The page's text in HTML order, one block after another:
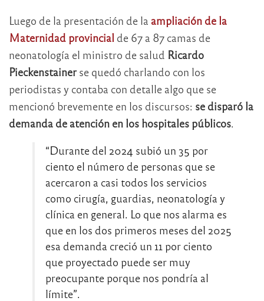
Luego de la presentación de la ampliación de la
Maternidad provincial de 67 a 87 camas de
neonatología el ministro de salud Ricardo
Pieckenstainer se quedó charlando con los
periodistas y contaba con detalle algo que se
mencionó brevemente en los discursos: se disparó la
demanda de atención en los hospitales públicos.
“Durante del 2024 subió un 35 por
ciento el número de personas que se
acercaron a casi todos los servicios
como cirugía, guardias, neonatología y
clínica en general. Lo que nos alarma es
que en los dos primeros meses del 2025
esa demanda creció un 11 por ciento
que proyectado puede ser muy
preocupante porque nos pondría al
límite”.